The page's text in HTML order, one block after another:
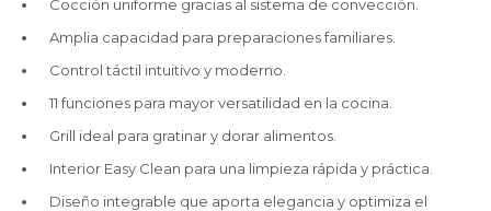
Cocción uniforme gracias al sistema de convección.
Amplia capacidad para preparaciones familiares.
Control táctil intuitivo y moderno.
11 funciones para mayor versatilidad en la cocina.
Grill ideal para gratinar y dorar alimentos.
Interior Easy Clean para una limpieza rápida y práctica.
Diseño integrable que aporta elegancia y optimiza el